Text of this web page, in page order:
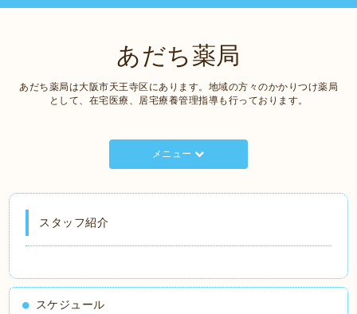
あだち薬局
あだち薬局は大阪市天王寺区にあります。地域の方々のかかりつけ薬局
として、在宅医療、居宅療養管理指導も行っております。
メニュー
スタッフ紹介
スケジュール